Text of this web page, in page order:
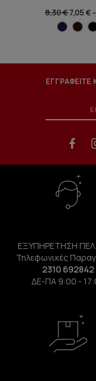
8,30 €7,05 €
ΕΓΓΡΑΦΕΙΤΕ
ΕΞΥΠΗΡΕΤΗΣΗ
Τηλεφωνικές
2310 692842
ΔΕ-ΠΑ 9:00 -